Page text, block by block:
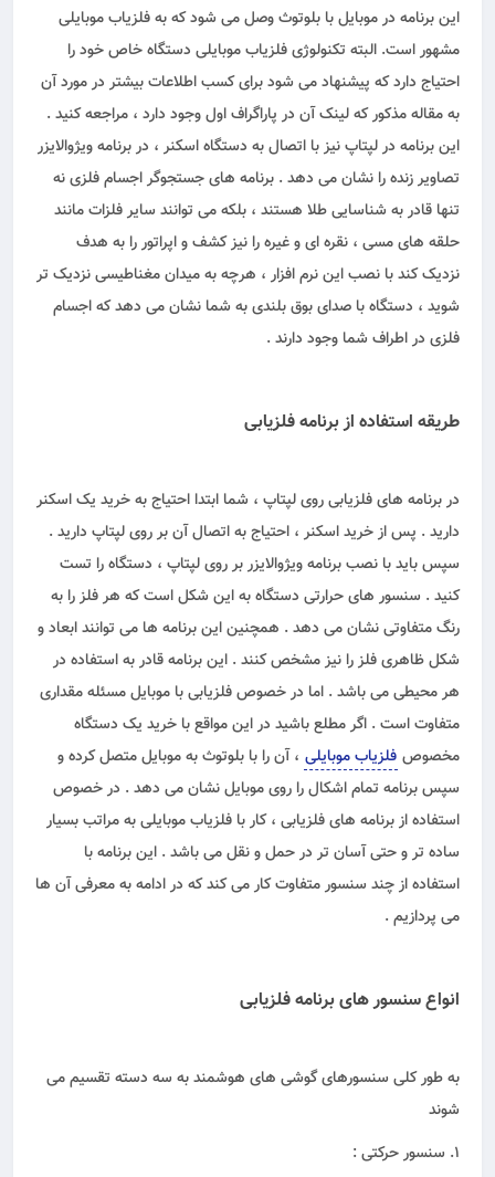
این برنامه در موبایل با بلوتوث وصل می شود که به فلزیاب موبایلی
مشهور است. البته تکنولوژی فلزیاب موبایلی دستگاه خاص خود را
احتیاج دارد که پیشنهاد می شود برای کسب اطلاعات بیشتر در مورد آن
به مقاله مذکور که لینک آن در پاراگراف اول وجود دارد ، مراجعه کنید .
این برنامه در لپتاپ نیز با اتصال به دستگاه اسکنر ، در برنامه ویژوالایزر
تصاویر زنده را نشان می دهد . برنامه های جستجوگر اجسام فلزی نه
تنها قادر به شناسایی طلا هستند ، بلکه می توانند سایر فلزات مانند
حلقه های مسی ، نقره ای و غیره را نیز کشف و اپراتور را به هدف
نزدیک کند با نصب این نرم افزار ، هرچه به میدان مغناطیسی نزدیک تر
شوید ، دستگاه با صدای بوق بلندی به شما نشان می دهد که اجسام
فلزی در اطراف شما وجود دارند .
طریقه استفاده از برنامه فلزیابی
در برنامه های فلزیابی روی لپتاپ ، شما ابتدا احتیاج به خرید یک اسکنر
دارید . پس از خرید اسکنر ، احتیاج به اتصال آن بر روی لپتاپ دارید .
سپس باید با نصب برنامه ویژوالایزر بر روی لپتاپ ، دستگاه را تست
کنید . سنسور های حرارتی دستگاه به این شکل است که هر فلز را به
رنگ متفاوتی نشان می دهد . همچنین این برنامه ها می توانند ابعاد و
شکل ظاهری فلز را نیز مشخص کنند . این برنامه قادر به استفاده در
هر محیطی می باشد . اما در خصوص فلزیابی با موبایل مسئله مقداری
متفاوت است . اگر مطلع باشید در این مواقع با خرید یک دستگاه
مخصوص فلزیاب موبایلی ، آن را با بلوتوث به موبایل متصل کرده و
سپس برنامه تمام اشکال را روی موبایل نشان می دهد . در خصوص
استفاده از برنامه های فلزیابی ، کار با فلزیاب موبایلی به مراتب بسیار
ساده تر و حتی آسان تر در حمل و نقل می باشد . این برنامه با
استفاده از چند سنسور متفاوت کار می کند که در ادامه به معرفی آن ها
می پردازیم .
انواع سنسور های برنامه فلزیابی
به طور کلی سنسورهای گوشی ‌های هوشمند به سه دسته‌ تقسیم می
شوند
1. سنسور حرکتی :